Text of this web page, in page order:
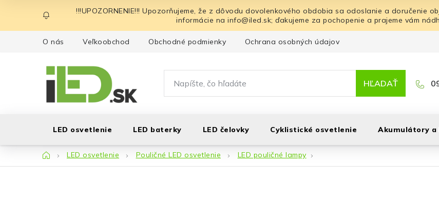
obsah
!!!UPOZORNENIE!!! Upozorňujeme, že z dôvodu dovolenkového obdobia sa odoslanie a doručenie
informácie na info@iled.sk; ďakujeme za pochopenie a prajeme vám
O nás Veľkoobchod Obchodné podmienky Ochrana osobných údajov
HĽADAŤ
LED osvetlenie LED baterky LED čelovky Cyklistické osvetlenie Akumulátory
DomovLED osvetlenie Pouličné LED osvetlenie LED pouličné lampy